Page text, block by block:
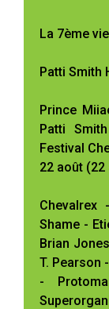
La 7ème
Patti Smith
Prince
Patti
Festival
22 août (22
Shame -
Brian
T. Pearson
-